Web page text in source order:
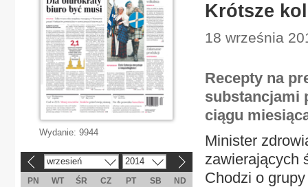
Krótsze
18 września
Recepty na
substancjami
ciągu
Minister
zawierających
Chodzi o
Wydanie: 9944
wrzesień 2014
PN WT ŚR CZ PT SB
ND